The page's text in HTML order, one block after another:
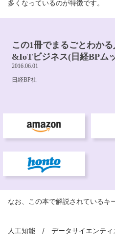
多くなっているのが特徴です。
なお、この本で解説されているキ
人工知能 / データサイエン